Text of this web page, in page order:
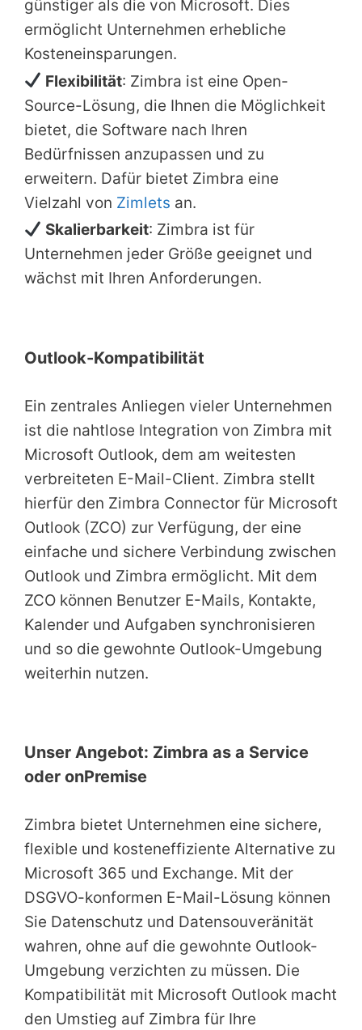
günstiger als die von Microsoft. Dies
ermöglicht Unternehmen erhebliche
Kosteneinsparungen.
Flexibilität: Zimbra ist eine Open-
Source-Lösung, die Ihnen die Möglichkeit
bietet, die Software nach Ihren
Bedürfnissen anzupassen und zu
erweitern. Dafür bietet Zimbra eine
Vielzahl von Zimlets an.
Skalierbarkeit: Zimbra ist für
Unternehmen jeder Größe geeignet und
wächst mit Ihren Anforderungen.
Outlook-Kompatibilität
Ein zentrales Anliegen vieler Unternehmen
ist die nahtlose Integration von Zimbra mit
Microsoft Outlook, dem am weitesten
verbreiteten E-Mail-Client. Zimbra stellt
hierfür den Zimbra Connector für Microsoft
Outlook (ZCO) zur Verfügung, der eine
einfache und sichere Verbindung zwischen
Outlook und Zimbra ermöglicht. Mit dem
ZCO können Benutzer E-Mails, Kontakte,
Kalender und Aufgaben synchronisieren
und so die gewohnte Outlook-Umgebung
weiterhin nutzen.
Unser Angebot: Zimbra as a Service
oder onPremise
Zimbra bietet Unternehmen eine sichere,
flexible und kosteneffiziente Alternative zu
Microsoft 365 und Exchange. Mit der
DSGVO-konformen E-Mail-Lösung können
Sie Datenschutz und Datensouveränität
wahren, ohne auf die gewohnte Outlook-
Umgebung verzichten zu müssen. Die
Kompatibilität mit Microsoft Outlook macht
den Umstieg auf Zimbra für Ihre